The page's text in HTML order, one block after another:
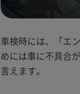
車検時には、「エ
めには車に不具合
言えます。